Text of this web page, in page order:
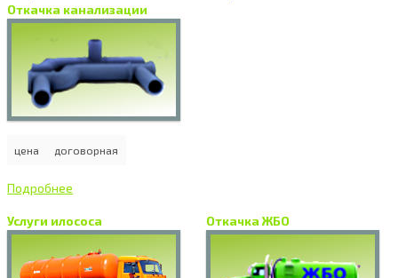
Откачка канализации
цена договорная
Подробнее
Услуги илососа Откачка ЖБО